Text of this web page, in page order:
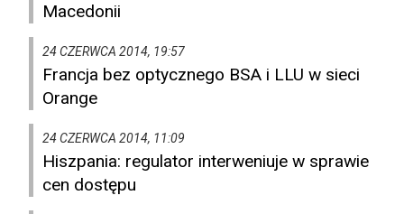
Macedonii
24 CZERWCA 2014, 19:57
Francja bez optycznego BSA i LLU w sieci
Orange
24 CZERWCA 2014, 11:09
Hiszpania: regulator interweniuje w sprawie
cen dostępu